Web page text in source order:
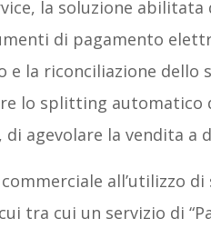
la soluzione abilitata
di pagamento
la riconciliazione dello
lo splitting automatico
agevolare la vendita a
all’utilizzo di
tra cui un servizio di